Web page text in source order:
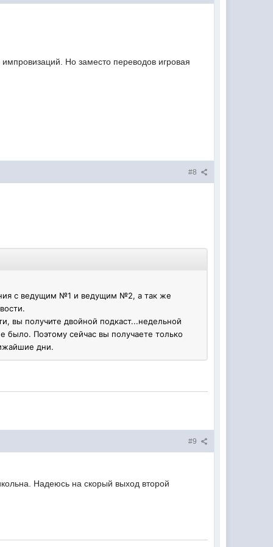
Но заместо переводов игровая
#8
с ведущим №1 и ведущим №2, а так же
вы получите двойной подкаст...недельной
было. Поэтому сейчас вы получаете только
дни.
#9
Надеюсь на скорый выход второй